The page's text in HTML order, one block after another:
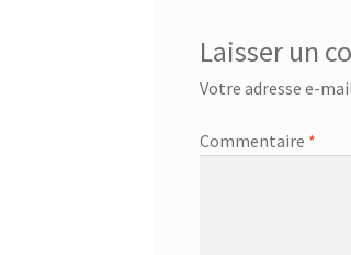
Laisser un
Votre adresse e-
Commentaire *